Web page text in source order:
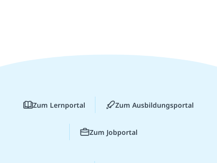
Zum Lernportal Zum Ausbildungsportal
Zum Jobportal